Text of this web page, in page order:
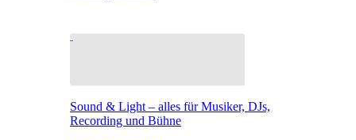
Sound & Light – alles für Musiker, DJs,
Recording und Bühne